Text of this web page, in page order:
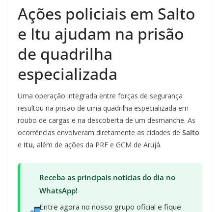
Ações policiais em Salto
e Itu ajudam na prisão
de quadrilha
especializada
Uma operação integrada entre forças de segurança
resultou na prisão de uma quadrilha especializada em
roubo de cargas e na descoberta de um desmanche. As
ocorrências envolveram diretamente as cidades de Salto
e Itu, além de ações da PRF e GCM de Arujá.
Receba as principais notícias do dia no
WhatsApp!
Entre agora no nosso grupo oficial e fique